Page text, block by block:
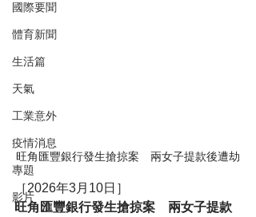
國際要聞
體育新聞
生活篇
天氣
工業意外
疫情消息
專題
影片
旺角匯豐銀行發生搶掠案　兩女子提款後遭劫
［2026年3月10日］
旺角匯豐銀行發生搶掠案　兩女子提款